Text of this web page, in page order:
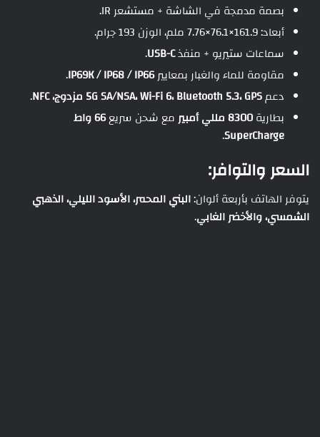
بصمة مدمجة في الشاشة + مستشعر IR.
أبعاد: 161.9×76.1×7.76 ملم، الوزن 193 جرام.
سماعات ستيريو + منفذUSB-C
.
مقاومة للماء والغبار بمعاييرIP69K / IP68 / IP66
.
دعم5G SA/NSA، Wi-Fi 6، Bluetooth 5.3، GPS مزدوج، NFC
.
بطارية8300 مللي أمبير مع شحن سريع
66 واط
SuperCharge
.
السعر والتوافر:
يتوفر الهاتف بأربعة ألوان:البني المحمر، الأسود الليلي، الذهبي
الشمسي، والأخضر الغابي.